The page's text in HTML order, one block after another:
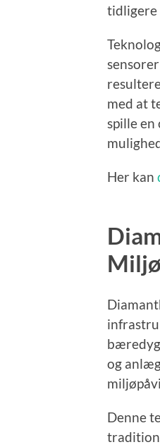
tidligere
med at
spille
Her kan
og
Denne